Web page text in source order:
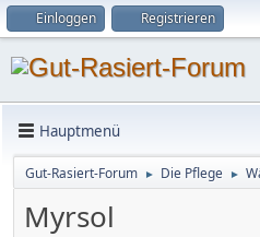
Einloggen Registrieren
Hauptmenü
Gut-Rasiert-Forum ► Die Pflege ►
Myrsol